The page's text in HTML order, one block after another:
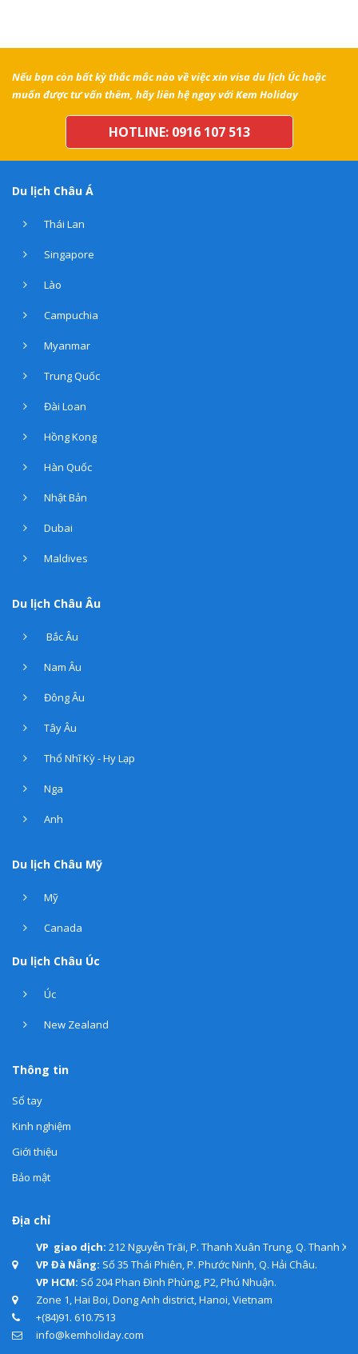
Nếu bạn còn bất kỳ thắc mắc nào về việc xin visa du lịch Úc hoặc
muốn được tư vấn thêm, hãy liên hệ ngay với Kem Holiday
HOTLINE: 0916 107 513
Du lịch Châu Á
Thái Lan
Singapore
Lào
Campuchia
Myanmar
Trung Quốc
Đài Loan
Hồng Kong
Hàn Quốc
Nhật Bản
Dubai
Maldives
Du lịch Châu Âu
Bắc Âu
Nam Âu
Đông Âu
Tây Âu
Thổ Nhĩ Kỳ - Hy Lạp
Nga
Anh
Du lịch Châu Mỹ
Mỹ
Canada
Du lịch Châu Úc
Úc
New Zealand
Thông tin
Sổ tay
Kinh nghiệm
Giới thiệu
Bảo mật
Địa chỉ
VP giao dịch: 212 Nguyễn Trãi, P. Thanh Xuân Trung, Q. Thanh
VP Đà Nẵng: Số 35 Thái Phiên, P. Phước Ninh, Q. Hải Châu.
VP HCM: Số 204 Phan Đình Phùng, P2, Phú Nhuận.
Zone 1, Hai Boi, Dong Anh district, Hanoi, Vietnam
+(84)91. 610.7513
info@kemholiday.com